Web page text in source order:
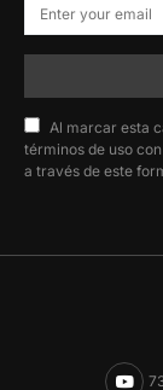
Al marcar esta
términos de uso
a través de este